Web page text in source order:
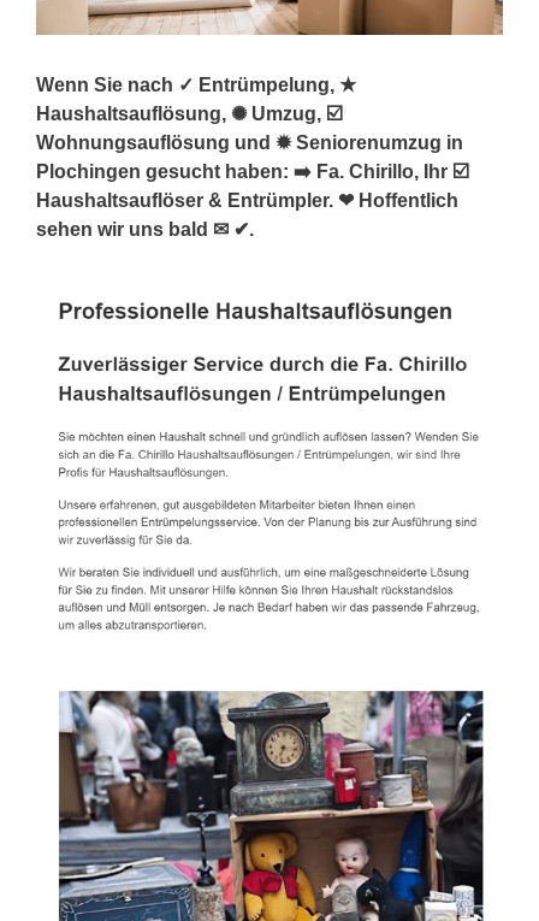
Wenn Sie nach ✓ Entrümpelung, ★
Haushaltsauflösung, ✺ Umzug, ☑️
Wohnungsauflösung und ✹ Seniorenumzug in
Plochingen gesucht haben: ➡️ Fa. Chirillo, Ihr ☑️
Haushaltsauflöser & Entrümpler. ❤ Hoffentlich
sehen wir uns bald ✉ ✔.